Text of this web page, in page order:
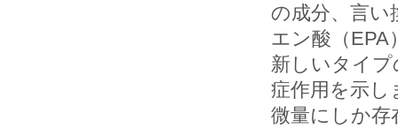
の成分、言
エン酸（
新しいタイ
症作用を示し
微量にしか存